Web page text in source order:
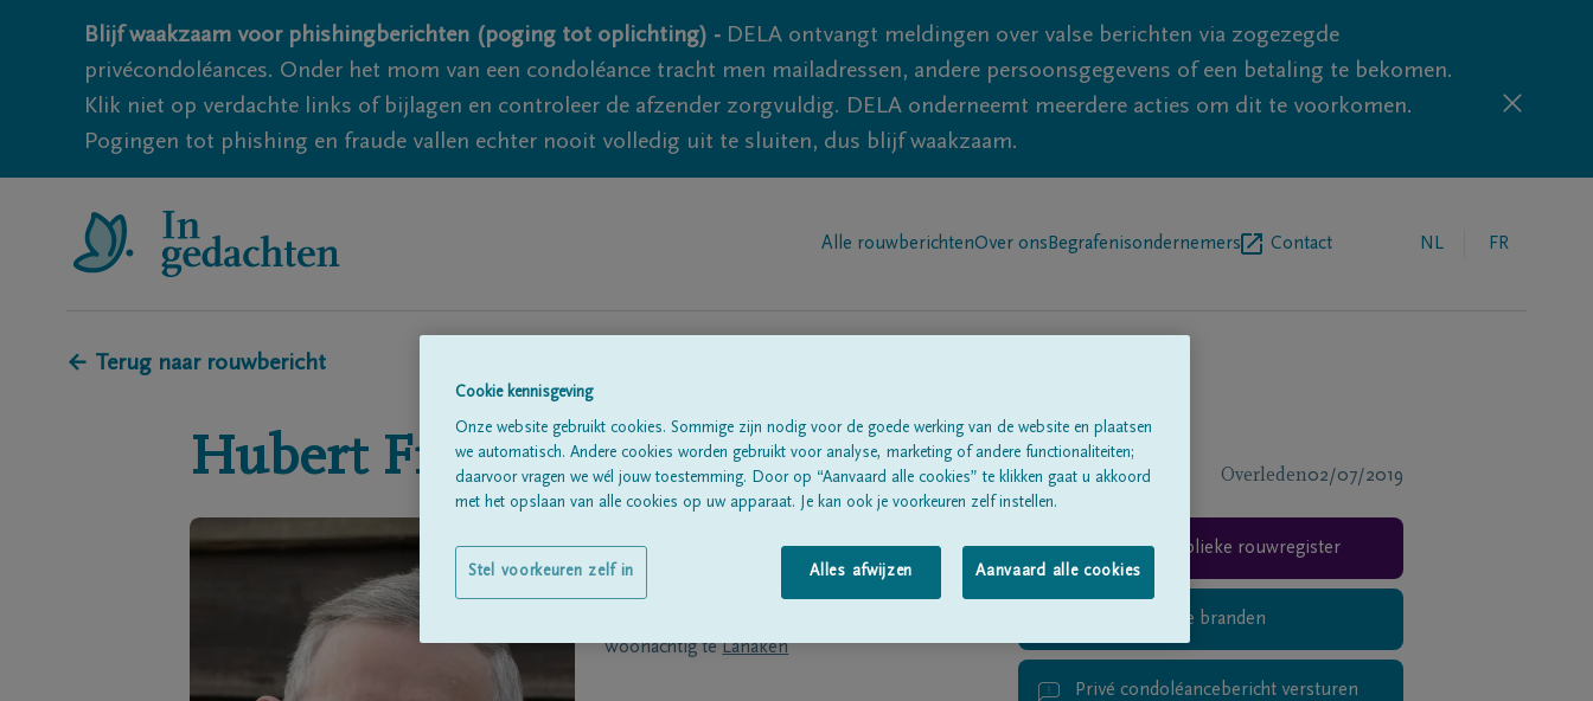
Blijf waakzaam voor phishingberichten (poging tot oplichting) - DELA ontvangt meldingen over valse berichten via zogezegde
privécondoléances. Onder het mom van een condoléance tracht men mailadressen, andere persoonsgegevens of een betaling te bekomen.
Klik niet op verdachte links of bijlagen en controleer de afzender zorgvuldig. DELA onderneemt meerdere acties om dit te voorkomen.
Pogingen tot phishing en fraude vallen echter nooit volledig uit te sluiten, dus blijf waakzaam.
Alle rouwberichtenOver ons Begrafenisondernemers Contact NL FR
← Terug naar rouwbericht
Hubert Fraussen Overleden02/07/2019
Woonachtig te Lanaken
Teken het publieke rouwregister
Digitaal kaarsje branden
Privé condoléancebericht versturen
Cookie kennisgeving
Onze website gebruikt cookies. Sommige zijn nodig voor de goede werking van de website en plaatsen
we automatisch. Andere cookies worden gebruikt voor analyse, marketing of andere functionaliteiten;
daarvoor vragen we wél jouw toestemming. Door op “Aanvaard alle cookies” te klikken gaat u akkoord
met het opslaan van alle cookies op uw apparaat. Je kan ook je voorkeuren zelf instellen.
Alles afwijzen Aanvaard alle cookies
Stel voorkeuren zelf in